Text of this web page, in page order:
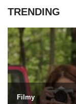
TRENDING